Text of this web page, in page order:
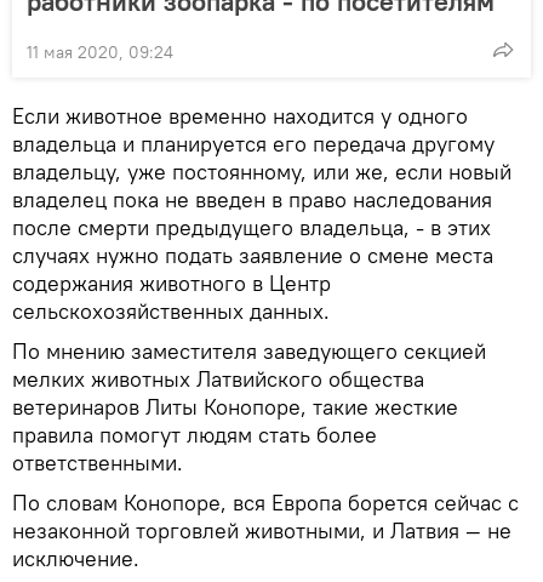
11 мая 2020, 09:24
Если животное временно находится у одного
владельца и планируется его передача другому
владельцу, уже постоянному, или же, если новый
владелец пока не введен в право наследования
после смерти предыдущего владельца, - в этих
случаях нужно подать заявление о смене места
содержания животного в Центр
сельскохозяйственных данных.
По мнению заместителя заведующего секцией
мелких животных Латвийского общества
ветеринаров Литы Конопоре, такие жесткие
правила помогут людям стать более
ответственными.
По словам Конопоре, вся Европа борется сейчас с
незаконной торговлей животными, и Латвия — не
исключение.